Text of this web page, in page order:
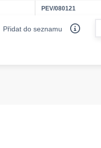
PEV/080121
Přidat do seznamu